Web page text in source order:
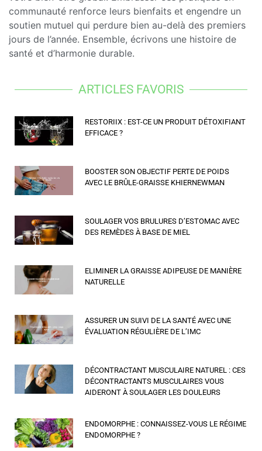
communauté renforce leurs bienfaits et engendre un
soutien mutuel qui perdure bien au-delà des premiers
jours de l’année. Ensemble, écrivons une histoire de
santé et d’harmonie durable.
ARTICLES FAVORIS
RESTORIIX : EST-CE UN PRODUIT DÉTOXIFIANT
EFFICACE ?
BOOSTER SON OBJECTIF PERTE DE POIDS
AVEC LE BRÛLE-GRAISSE KHIERNEWMAN
SOULAGER VOS BRULURES D’ESTOMAC AVEC
DES REMÈDES À BASE DE MIEL
ELIMINER LA GRAISSE ADIPEUSE DE MANIÈRE
NATURELLE
ASSURER UN SUIVI DE LA SANTÉ AVEC UNE
ÉVALUATION RÉGULIÈRE DE L’IMC
DÉCONTRACTANT MUSCULAIRE NATUREL : CES
DÉCONTRACTANTS MUSCULAIRES VOUS
AIDERONT À SOULAGER LES DOULEURS
ENDOMORPHE : CONNAISSEZ-VOUS LE RÉGIME
ENDOMORPHE ?